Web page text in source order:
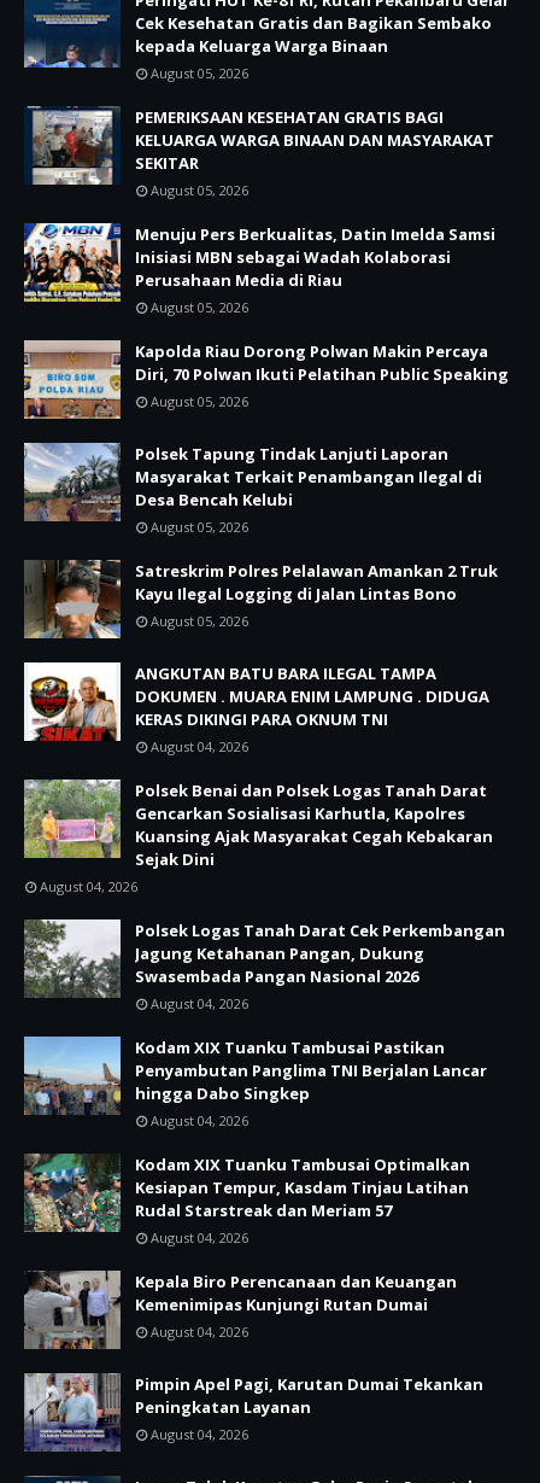
Cek Kesehatan Gratis dan Bagikan Sembako
kepada Keluarga Warga Binaan
August 05, 2026
PEMERIKSAAN KESEHATAN GRATIS BAGI
KELUARGA WARGA BINAAN DAN MASYARAKAT
SEKITAR
August 05, 2026
Menuju Pers Berkualitas, Datin Imelda Samsi
Inisiasi MBN sebagai Wadah Kolaborasi
Perusahaan Media di Riau
August 05, 2026
Kapolda Riau Dorong Polwan Makin Percaya
Diri, 70 Polwan Ikuti Pelatihan Public Speaking
August 05, 2026
Polsek Tapung Tindak Lanjuti Laporan
Masyarakat Terkait Penambangan Ilegal di
Desa Bencah Kelubi
August 05, 2026
Satreskrim Polres Pelalawan Amankan 2 Truk
Kayu Ilegal Logging di Jalan Lintas Bono
August 05, 2026
ANGKUTAN BATU BARA ILEGAL TAMPA
DOKUMEN . MUARA ENIM LAMPUNG . DIDUGA
KERAS DIKINGI PARA OKNUM TNI
August 04, 2026
Polsek Benai dan Polsek Logas Tanah Darat
Gencarkan Sosialisasi Karhutla, Kapolres
Kuansing Ajak Masyarakat Cegah Kebakaran
Sejak Dini
August 04, 2026
Polsek Logas Tanah Darat Cek Perkembangan
Jagung Ketahanan Pangan, Dukung
Swasembada Pangan Nasional 2026
August 04, 2026
Kodam XIX Tuanku Tambusai Pastikan
Penyambutan Panglima TNI Berjalan Lancar
hingga Dabo Singkep
August 04, 2026
Kodam XIX Tuanku Tambusai Optimalkan
Kesiapan Tempur, Kasdam Tinjau Latihan
Rudal Starstreak dan Meriam 57
August 04, 2026
Kepala Biro Perencanaan dan Keuangan
Kemenimipas Kunjungi Rutan Dumai
August 04, 2026
Pimpin Apel Pagi, Karutan Dumai Tekankan
Peningkatan Layanan
August 04, 2026